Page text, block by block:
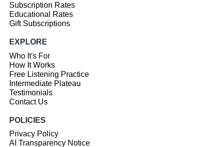
Subscription Rates
Educational Rates
Gift Subscriptions
EXPLORE
Who It's For
How It Works
Free Listening Practice
Intermediate Plateau
Testimonials
Contact Us
POLICIES
Privacy Policy
AI Transparency Notice